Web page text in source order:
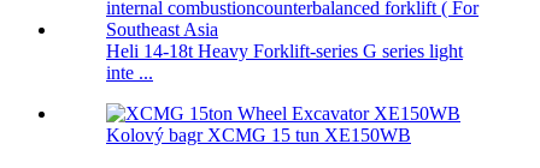
Heli 14-18t Heavy Forklift-series G series light
inte ...
Kolový bagr XCMG 15 tun XE150WB